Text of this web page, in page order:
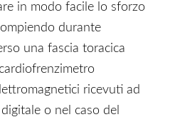
in modo facile lo sforzo
durante
una fascia toracica
ricevuti ad
o nel caso del